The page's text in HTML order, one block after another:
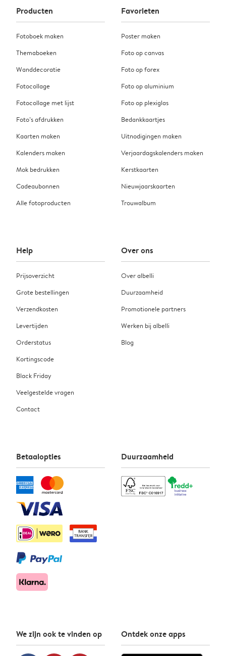
Producten
Fotoboek maken
Themaboeken
Wanddecoratie
Fotocollage
Fotocollage met lijst
Foto’s afdrukken
Kaarten maken
Kalenders maken
Mok bedrukken
Cadeaubonnen
Alle fotoproducten
Favorieten
Poster maken
Foto op canvas
Foto op forex
Foto op aluminium
Foto op plexiglas
Bedankkaartjes
Uitnodigingen maken
Verjaardagskalenders maken
Kerstkaarten
Nieuwjaarskaarten
Trouwalbum
Help
Prijsoverzicht
Grote bestellingen
Verzendkosten
Levertijden
Orderstatus
Kortingscode
Black Friday
Veelgestelde vragen
Contact
Over ons
Over albelli
Duurzaamheid
Promotionele partners
Werken bij albelli
Blog
Betaalopties Duurzaamheid
We zijn ook te vinden op Ontdek onze apps